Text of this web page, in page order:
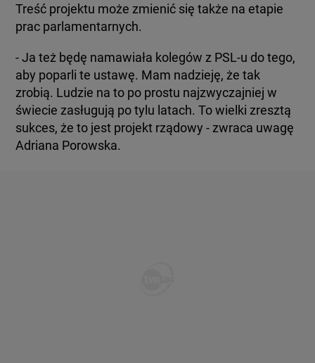
Treść projektu może zmienić się także na etapie
- Ja też będę namawiała kolegów z PSL-u do tego,
aby poparli te ustawę. Mam nadzieję, że tak
zrobią. Ludzie na to po prostu najzwyczajniej w
świecie zasługują po tylu latach. To wielki zresztą
sukces, że to jest projekt rządowy - zwraca uwagę
Adriana Porowska.